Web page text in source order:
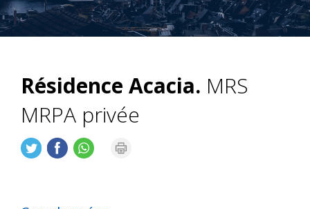
Résidence Acacia. MRS
MRPA privée